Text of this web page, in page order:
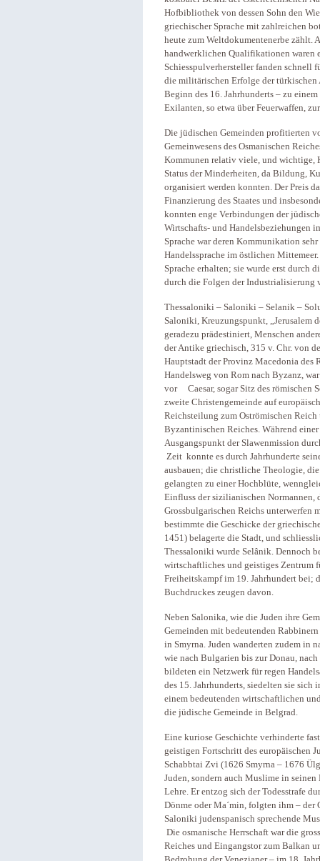
Hofbibliothek von dessen Sohn den
griechischer Sprache mit zahlreichen
heute zum Weltdokumentenerbe zählt.
handwerklichen Qualifikationen waren
Schiesspulverhersteller fanden schnell
die militärischen Erfolge der türkischen
Beginn des 16. Jahrhunderts – zu
Exilanten, so etwa über Feuerwaffen,
Die jüdischen Gemeinden profitierten
Gemeinwesens des Osmanischen
Kommunen relativ viele, und wichtige,
Status der Minderheiten, da Bildung,
organisiert werden konnten. Der Preis
Finanzierung des Staates und
konnten enge Verbindungen der
Wirtschafts- und Handelsbeziehungen
Sprache war deren Kommunikation
Handelssprache im östlichen
Sprache erhalten; sie wurde erst durch
durch die Folgen der Industrialisierung
Thessaloniki – Saloniki – Selanik –
Saloniki, Kreuzungspunkt, „Jerusalem
geradezu prädestiniert, Menschen
der Antike griechisch, 315 v. Chr. von
Hauptstadt der Provinz Macedonia des
Handelsweg von Rom nach Byzanz,
vor Caesar, sogar Sitz des römischen
zweite Christengemeinde auf
Reichsteilung zum Oströmischen
Byzantinischen Reiches. Während
Ausgangspunkt der Slawenmission
Zeit konnte es durch Jahrhunderte
ausbauen; die christliche Theologie,
gelangten zu einer Hochblüte,
Einfluss der sizilianischen Normannen,
Grossbulgarischen Reichs unterwerfen
bestimmte die Geschicke der
1451) belagerte die Stadt, und
Thessaloniki wurde Selânik. Dennoch
wirtschaftliches und geistiges Zentrum
Freiheitskampf im 19. Jahrhundert bei;
Buchdruckes zeugen davon.
Neben Salonika, wie die Juden ihre
Gemeinden mit bedeutenden
in Smyrna. Juden wanderten zudem in
wie nach Bulgarien bis zur Donau,
bildeten ein Netzwerk für regen
des 15. Jahrhunderts, siedelten sie
einem bedeutenden wirtschaftlichen
die jüdische Gemeinde in Belgrad.
Eine kuriose Geschichte verhinderte
geistigen Fortschritt des europäischen
Schabbtai Zvi (1626 Smyrna – 1676
Juden, sondern auch Muslime in
Lehre. Er entzog sich der Todesstrafe
Dönme oder Ma´min, folgten ihm – der
Saloniki
Die osmanische Herrschaft war die
Reiches und Eingangstor zum Balkan